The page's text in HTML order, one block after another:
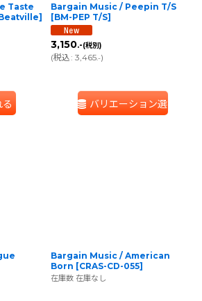
Taste
る
Bargain Music / Peepin T/S
[BM-PEP T/S]
3,150.-(税別)
(税込: 3,465.-)
バリエーション選択
Bargain Music / American
Born [CRAS-CD-055]
在庫数 在庫なし